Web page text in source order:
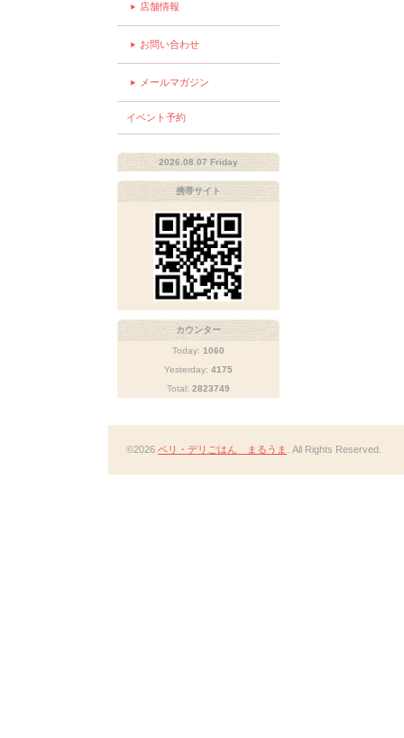
店舗情報
お問い合わせ
メールマガジン
イベント予約
2026.08.07 Friday
携帯サイト
カウンター
Today: 1060
Yesterday: 4175
Total: 2823749
©2026 ベリ・デリごはん まるうま . All Rights Reserved.